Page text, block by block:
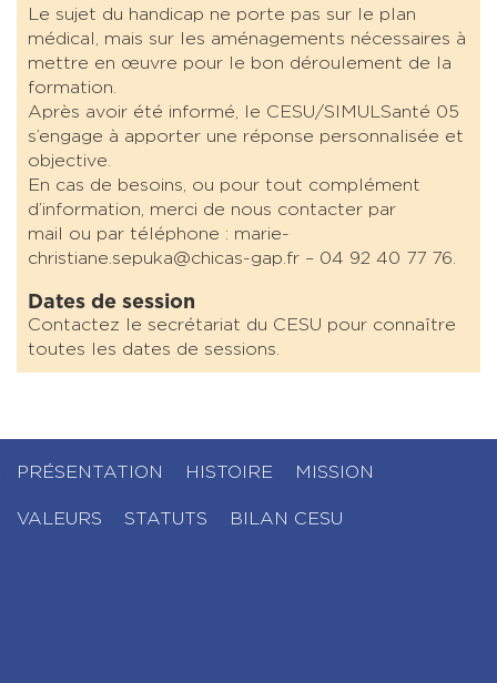
Le sujet du handicap ne porte pas sur le plan
médical, mais sur les aménagements nécessaires à
mettre en œuvre pour le bon déroulement de la
formation.
Après avoir été informé, le CESU/SIMULSanté 05
s’engage à apporter une réponse personnalisée et
objective.
En cas de besoins, ou pour tout complément
d’information, merci de nous contacter par
mail ou par téléphone : marie-
christiane.sepuka@chicas-gap.fr – 04 92 40 77 76.
Dates de session
Contactez le secrétariat du CESU pour connaître
toutes les dates de sessions.
PRÉSENTATION HISTOIRE MISSION
VALEURS STATUTS BILAN CESU